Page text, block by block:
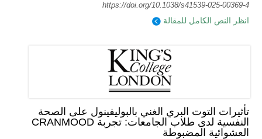
https://doi.org/10.1038/s41539-025-00369-4
انظر النص الكامل للمقالة
تأثيرات التوت البري الغني بالبوليفينول على الصحة
النفسية لدى طلاب الجامعات: تجربة CRANMOOD
العشوائية المضبوطة